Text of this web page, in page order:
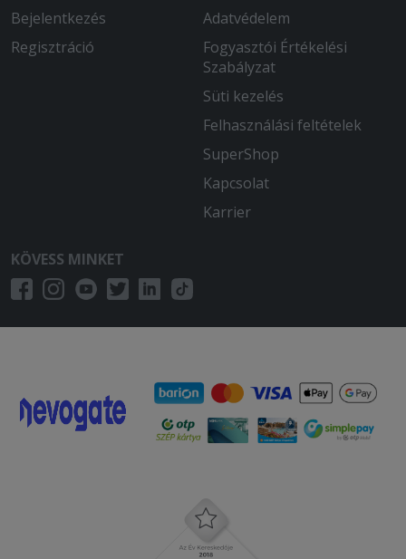
Bejelentkezés
Regisztráció
Adatvédelem
Fogyasztói Értékelési
Szabályzat
Süti kezelés
Felhasználási feltételek
SuperShop
Kapcsolat
Karrier
KÖVESS MINKET